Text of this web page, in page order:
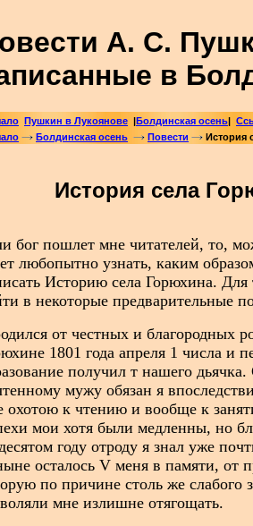
А. С.
в
Пушкин в Лукоянове |Болдинская осень|
Болдинская осень Повести История
История села
бог пошлет мне читателей, то,
любопытно узнать, каким
Историю села Горюхина. Для
в некоторые предварительные
от честных и благородных
1801 года апреля 1 числа и
получил т нашего
мужу обязан я
охотою к чтению и вообще к
мои хотя были медленны, но
году отроду я знал уже
осталось V меня в памяти, от
по причине столь же слабого
мне излишне отягощать.